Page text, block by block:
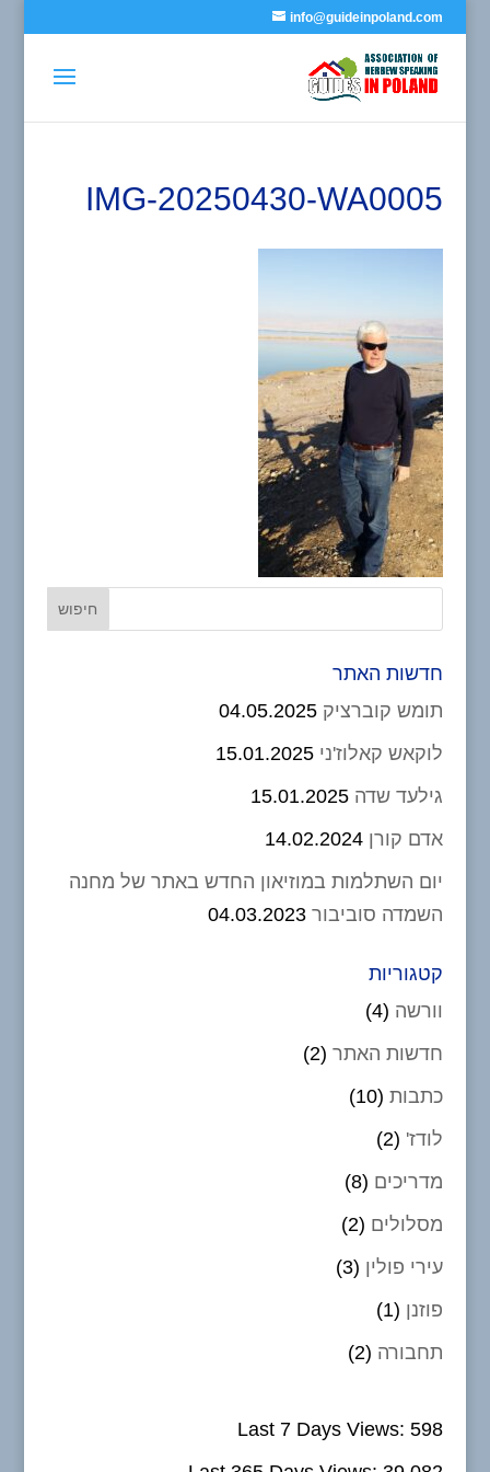
info@guideinpoland.com
IMG-20250430-WA0005
חדשות האתר
תומש קוברציק 04.05.2025
לוקאש קאלוז'ני 15.01.2025
גילעד שדה 15.01.2025
אדם קורן 14.02.2024
יום השתלמות במוזיאון החדש באתר של מחנה
השמדה סוביבור 04.03.2023
קטגוריות
וורשה (4)
חדשות האתר(2)
כתבות(10)
לודז' (2)
מדריכים (8)
מסלולים (2)
עירי פולין (3)
פוזנן (1)
תחבורה (2)
Last 7 Days Views:598